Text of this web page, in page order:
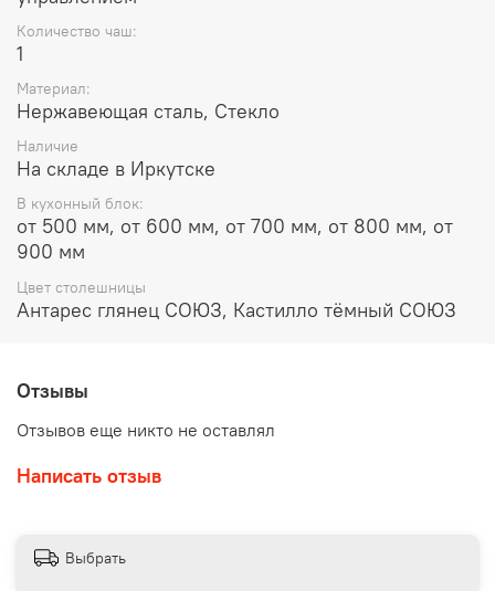
Количество чаш:
1
Материал:
Нержавеющая сталь, Стекло
Наличие
На складе в Иркутске
В кухонный блок:
от 500 мм, от 600 мм, от 700 мм, от 800 мм, от
900 мм
Цвет столешницы
Антарес глянец СОЮЗ, Кастилло тёмный СОЮЗ
Отзывы
Отзывов еще никто не оставлял
Написать отзыв
Выбрать